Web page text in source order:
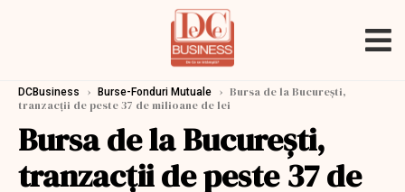
DCBusiness › Burse-Fonduri Mutuale › Bursa de la București,
tranzacții de peste 37 de milioane de lei
Bursa de la București,
tranzacții de peste 37 de